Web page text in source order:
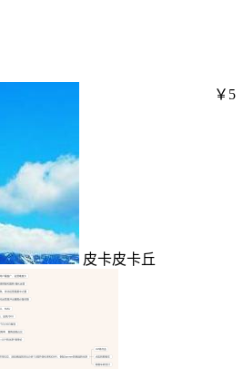
皮卡皮卡丘
￥5